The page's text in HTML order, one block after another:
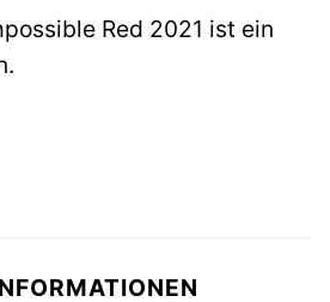
Red 2021 ist ein